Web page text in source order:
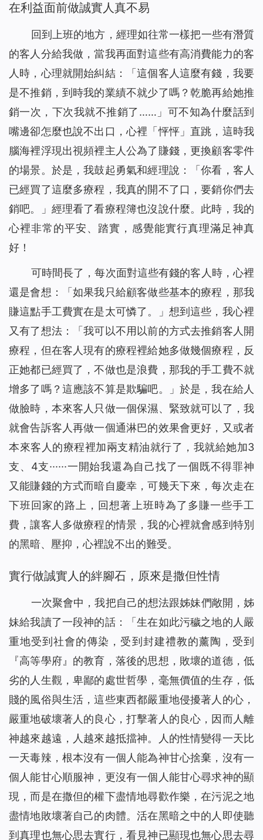
在利益面前做誠實人真不易
回到上班的地方，經理如往常一樣把一些有潛質
的客人分給我做，當我再面對這些有高消費能力的客
人時，心理就開始糾結：「這個客人這麼有錢，我要
是不推銷，到時我的業績不就少了嗎？乾脆再給她推
銷一次，下次我就不推銷了……」可不知為什麼話到
嘴邊卻怎麼也說不出口，心裡「怦怦」直跳，這時我
腦海裡浮現出視頻裡主人公為了賺錢，更換顧客零件
的場景。於是，我鼓起勇氣和經理說：「你看，客人
已經買了這麼多療程，我真的開不了口，要銷你們去
銷吧。」經理看了看療程簿也沒說什麼。此時，我的
心裡非常的平安、踏實，感覺能實行真理滿足神真
好！
可時間長了，每次面對這些有錢的客人時，心裡
還是會想：「如果我只給顧客做些基本的療程，那我
賺這點手工費實在是太可憐了。」想到這些，我心裡
又有了想法：「我可以不用以前的方式去推銷客人開
療程，但在客人現有的療程裡給她多做幾個療程，反
正她都已經買了，不做也是浪費，那我的手工費不就
增多了嗎？這應該不算是欺騙吧。」於是，我在給人
做臉時，本來客人只做一個保濕、緊致就可以了，我
就會告訴客人再做一個通淋巴的效果會更好，又或者
本來客人的療程裡加兩支精油就行了，我就給她加3
支、4支······一開始我還為自己找了一個既不得罪神
又能賺錢的方式而暗自慶幸，可幾天下來，每次走在
下班回家的路上，回想著上班時為了多賺一些手工
費，讓客人多做療程的情景，我的心裡就會感到特別
的黑暗、壓抑，心裡說不出的難受。
實行做誠實人的絆腳石，原來是撒但性情
一次聚會中，我把自己的想法跟姊妹們敞開，姊
妹給我讀了一段神的話：「生在如此污穢之地的人嚴
重地受到社會的傳染，受到封建禮教的薰陶，受到
『高等學府』的教育，落後的思想，敗壞的道德，低
劣的人生觀，卑鄙的處世哲學，毫無價值的生存，低
賤的風俗與生活，這些東西都嚴重地侵擾著人的心，
嚴重地破壞著人的良心，打擊著人的良心，因而人離
神越來越遠，人越來越抵擋神。人的性情變得一天比
一天毒辣，根本沒有一個人能為神甘心捨棄，沒有一
個人能甘心順服神，更沒有一個人能甘心尋求神的顯
現，而是在撒但的權下盡情地尋歡作樂，在污泥之地
盡情地敗壞著自己的肉體。活在黑暗之中的人即使聽
到真理也無心思去實行，看見神已顯現也無心思去尋